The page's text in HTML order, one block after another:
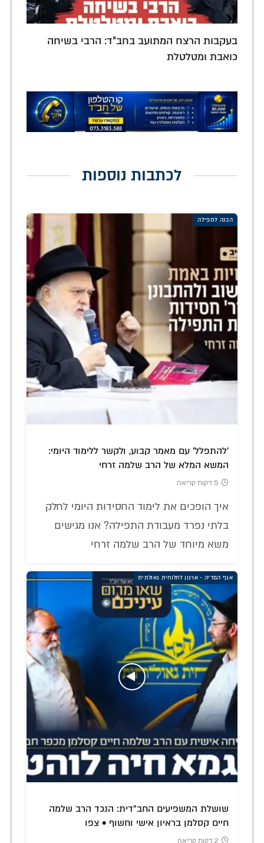
בעקבות הרצח המתועב בחב"ד: הרבי בשיחה
כואבת ומטלטלת
לכתבות נוספות
הכנה לתפילה
'להתפלל' עם מאמר קבוע, ולקשר ללימוד היומי:
המשא המלא של הרב שלמה זרחי
5 דקות קריאה
איך הופכים את לימוד החסידות היומי לחלק
בלתי נפרד מעבודת התפילה? אנו מגישים
משא מיוחד של הרב שלמה זרחי
אגף המדיה - ארגון לחלוחית גאולתית
שושלת המשפיעים החב"דית: הנכד הרב שלמה
חיים קסלמן בראיון אישי וחשוף • צפו
2 דקות קריאה